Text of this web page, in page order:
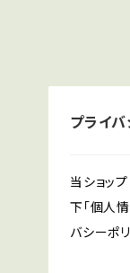
プライ
当ショッ
下「個人
バシーポ